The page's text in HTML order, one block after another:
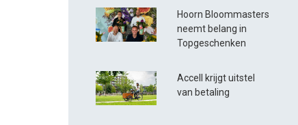
Hoorn Bloommasters
neemt belang in
Topgeschenken
Accell krijgt uitstel
van betaling